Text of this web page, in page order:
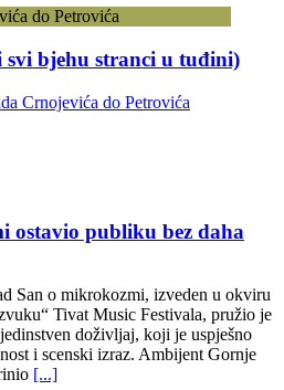
do Petrovića
svi bjehu stranci u tuđini)
Crnojevića do Petrovića
ostavio publiku bez daha
San o mikrokozmi, izveden u okviru
Tivat Music Festivala, pružio je
doživljaj, koji je uspješno
i scenski izraz. Ambijent Gornje
[...]